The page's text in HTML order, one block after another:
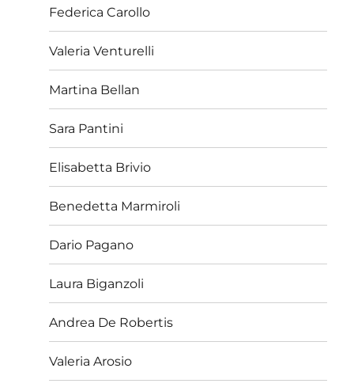
Federica Carollo
Valeria Venturelli
Martina Bellan
Sara Pantini
Elisabetta Brivio
Benedetta Marmiroli
Dario Pagano
Laura Biganzoli
Andrea De Robertis
Valeria Arosio